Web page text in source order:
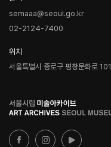
semaaa@seoul.go.kr
02-2124-7400
위치
서울특별시 종로구 평창문화로 101
로
고